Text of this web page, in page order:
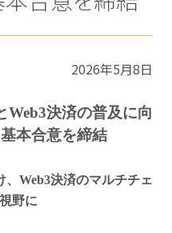
2026年5月8日
Web3決済の普及に向
本合意を締結
Web3決済のマルチチェ
野に